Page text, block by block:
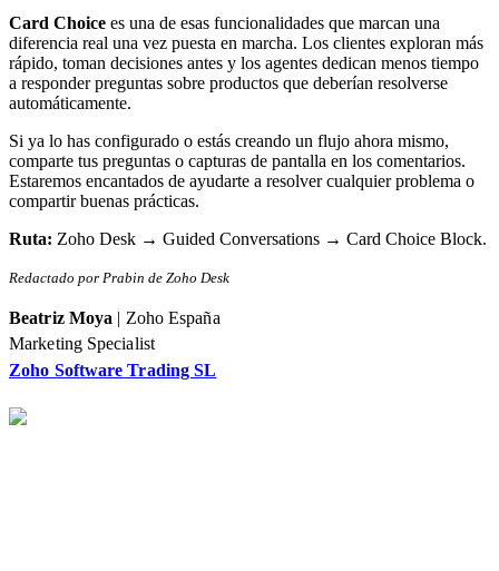
Card Choice es una de esas funcionalidades que marcan una
diferencia real una vez puesta en marcha. Los clientes exploran más
rápido, toman decisiones antes y los agentes dedican menos tiempo
a responder preguntas sobre productos que deberían resolverse
automáticamente.
Si ya lo has configurado o estás creando un flujo ahora mismo,
comparte tus preguntas o capturas de pantalla en los comentarios.
Estaremos encantados de ayudarte a resolver cualquier problema o
compartir buenas prácticas.
Ruta: Zoho Desk → Guided Conversations → Card Choice Block.
Redactado por Prabin de Zoho Desk
Beatriz Moya | Zoho España
Marketing Specialist
Zoho Software Trading SL